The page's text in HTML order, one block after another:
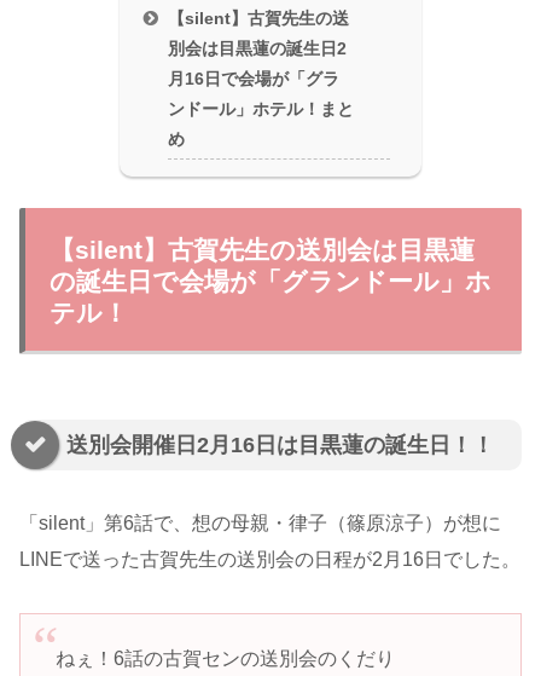
【silent】古賀先生の送
別会は目黒蓮の誕生日2
月16日で会場が「グラ
ンドール」ホテル！まと
め
【silent】古賀先生の送別会は目黒蓮
の誕生日で会場が「グランドール」ホ
テル！
送別会開催日2月16日は目黒蓮の誕生日！！
「silent」第6話で、想の母親・律子（篠原涼子）が想に
LINEで送った古賀先生の送別会の日程が2月16日でした。
ねぇ！6話の古賀センの送別会のくだり